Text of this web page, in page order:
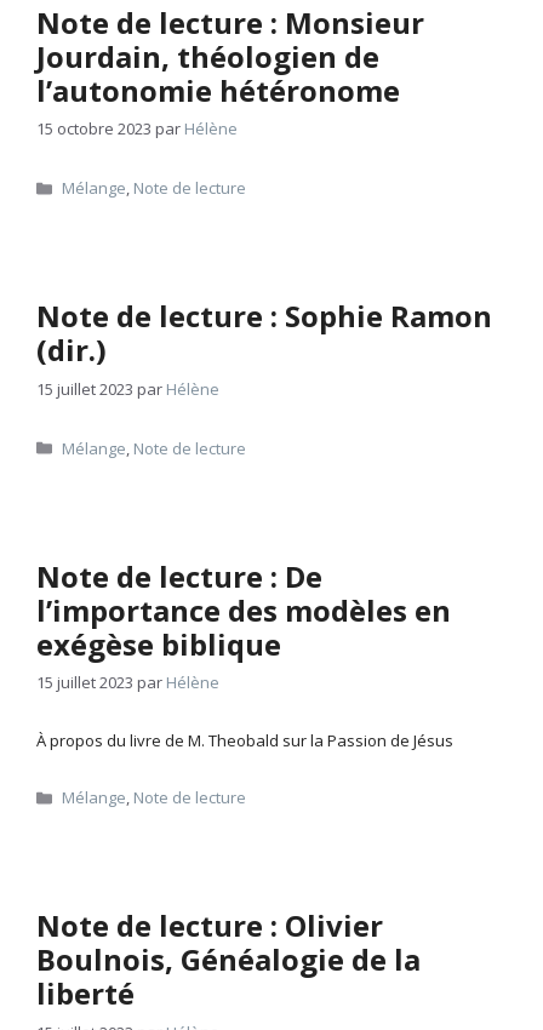
Note de lecture : Monsieur
Jourdain, théologien de
l’autonomie hétéronome
15 octobre 2023 par Hélène
Catégories
Mélange, Note de lecture
Note de lecture : Sophie Ramon
(dir.)
15 juillet 2023 par Hélène
Catégories
Mélange Note de lecture
Note de lecture : De
l’importance des modèles en
exégèse biblique
15 juillet 2023 par Hélène
À propos du livre de M. Theobald sur la Passion de Jésus
Catégories
Mélange, Note de lecture
Note de lecture : Olivier
Boulnois, Généalogie de la
liberté